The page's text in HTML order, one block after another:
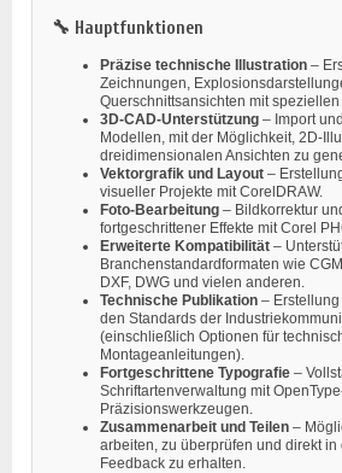
🔧 Hauptfunktionen
Präzise technische Illustration –
Zeichnungen,
Querschnittsansichten mit speziellen
3D-CAD-Unterstützung – Import
Modellen, mit der Möglichkeit, 2D-
dreidimensionalen Ansichten zu
Vektorgrafik und Layout –
visueller Projekte mit CorelDRAW.
Foto-Bearbeitung – Bildkorrektur
fortgeschrittener Effekte mit Corel
Erweiterte Kompatibilität –
Branchenstandardformaten wie
DXF, DWG und vielen anderen.
Technische Publikation –
den Standards der
(einschließlich Optionen für
Montageanleitungen).
Fortgeschrittene Typografie –
Schriftartenverwaltung mit
Präzisionswerkzeugen.
Zusammenarbeit und Teilen –
arbeiten, zu überprüfen und direkt in
Feedback zu erhalten.